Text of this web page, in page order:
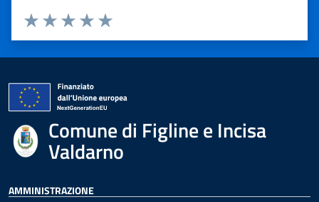
Valuta 5 stelle su 5
Valuta 4 stelle su 5
Valuta 3 stelle su 5
Valuta 2 stelle su 5
Valuta 1 stelle su 5
Comune di Figline e Incisa
Valdarno
AMMINISTRAZIONE